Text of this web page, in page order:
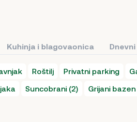
Kuhinja i blagovaonica
Roštilj Privatni parking
Suncobrani (2) Grijani bazen